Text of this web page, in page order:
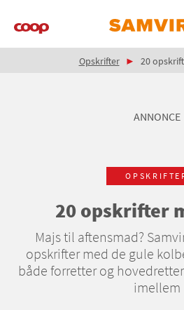
BrødkrummeOpskrifter 20
ANNONCE
20 opskrifter
Majs til aftensmad?
opskrifter med de gule
både forretter og
imellem